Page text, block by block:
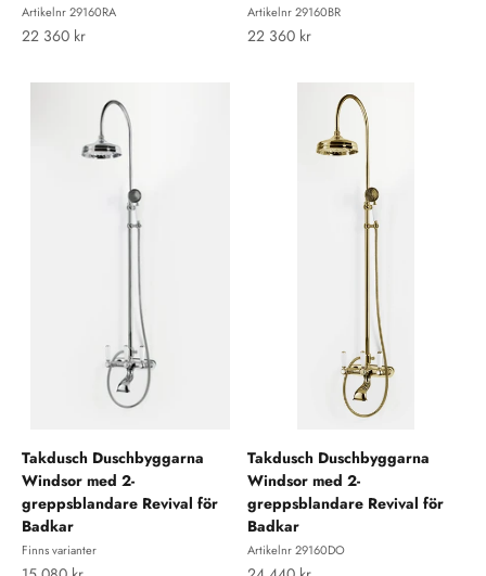
Artikelnr 29160RA
REA-pris
22 360 kr
Artikelnr 29160BR
REA-pris
22 360 kr
Takdusch Duschbyggarna
Windsor med 2-
greppsblandare Revival för
Badkar
Finns varianter
Takdusch Duschbyggarna
Windsor med 2-
greppsblandare Revival för
Badkar
Artikelnr 29160DO